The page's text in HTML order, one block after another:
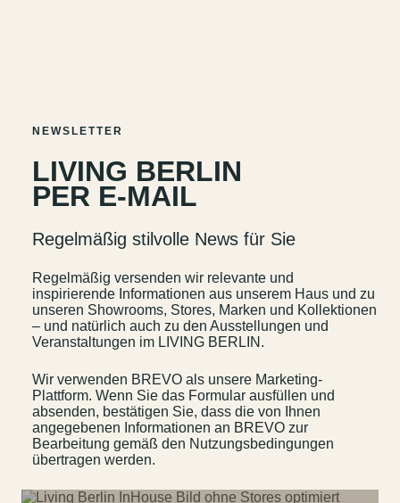
Wedding Planner
Storeplan
Anfahrt & Parken
Nachhaltigkeit
Vermietung
ALICE Rooftop &
Newsletter
Kantstr. 17 10623Berlin
NEWSLETTER
LIVING BERLIN
PER E-MAIL
Regelmäßig stilvolle News für Sie
Regelmäßig versenden wir relevante und
inspirierende Informationen aus unserem Haus und zu
unseren Showrooms, Stores, Marken und Kollektionen
– und natürlich auch zu den Ausstellungen und
Veranstaltungen im LIVING BERLIN.
Wir verwenden BREVO als unsere Marketing-
Plattform. Wenn Sie das Formular ausfüllen und
absenden, bestätigen Sie, dass die von Ihnen
angegebenen Informationen an BREVO zur
Bearbeitung gemäß den Nutzungsbedingungen
übertragen werden.